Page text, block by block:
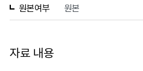
원본여부 원본
자료 내용